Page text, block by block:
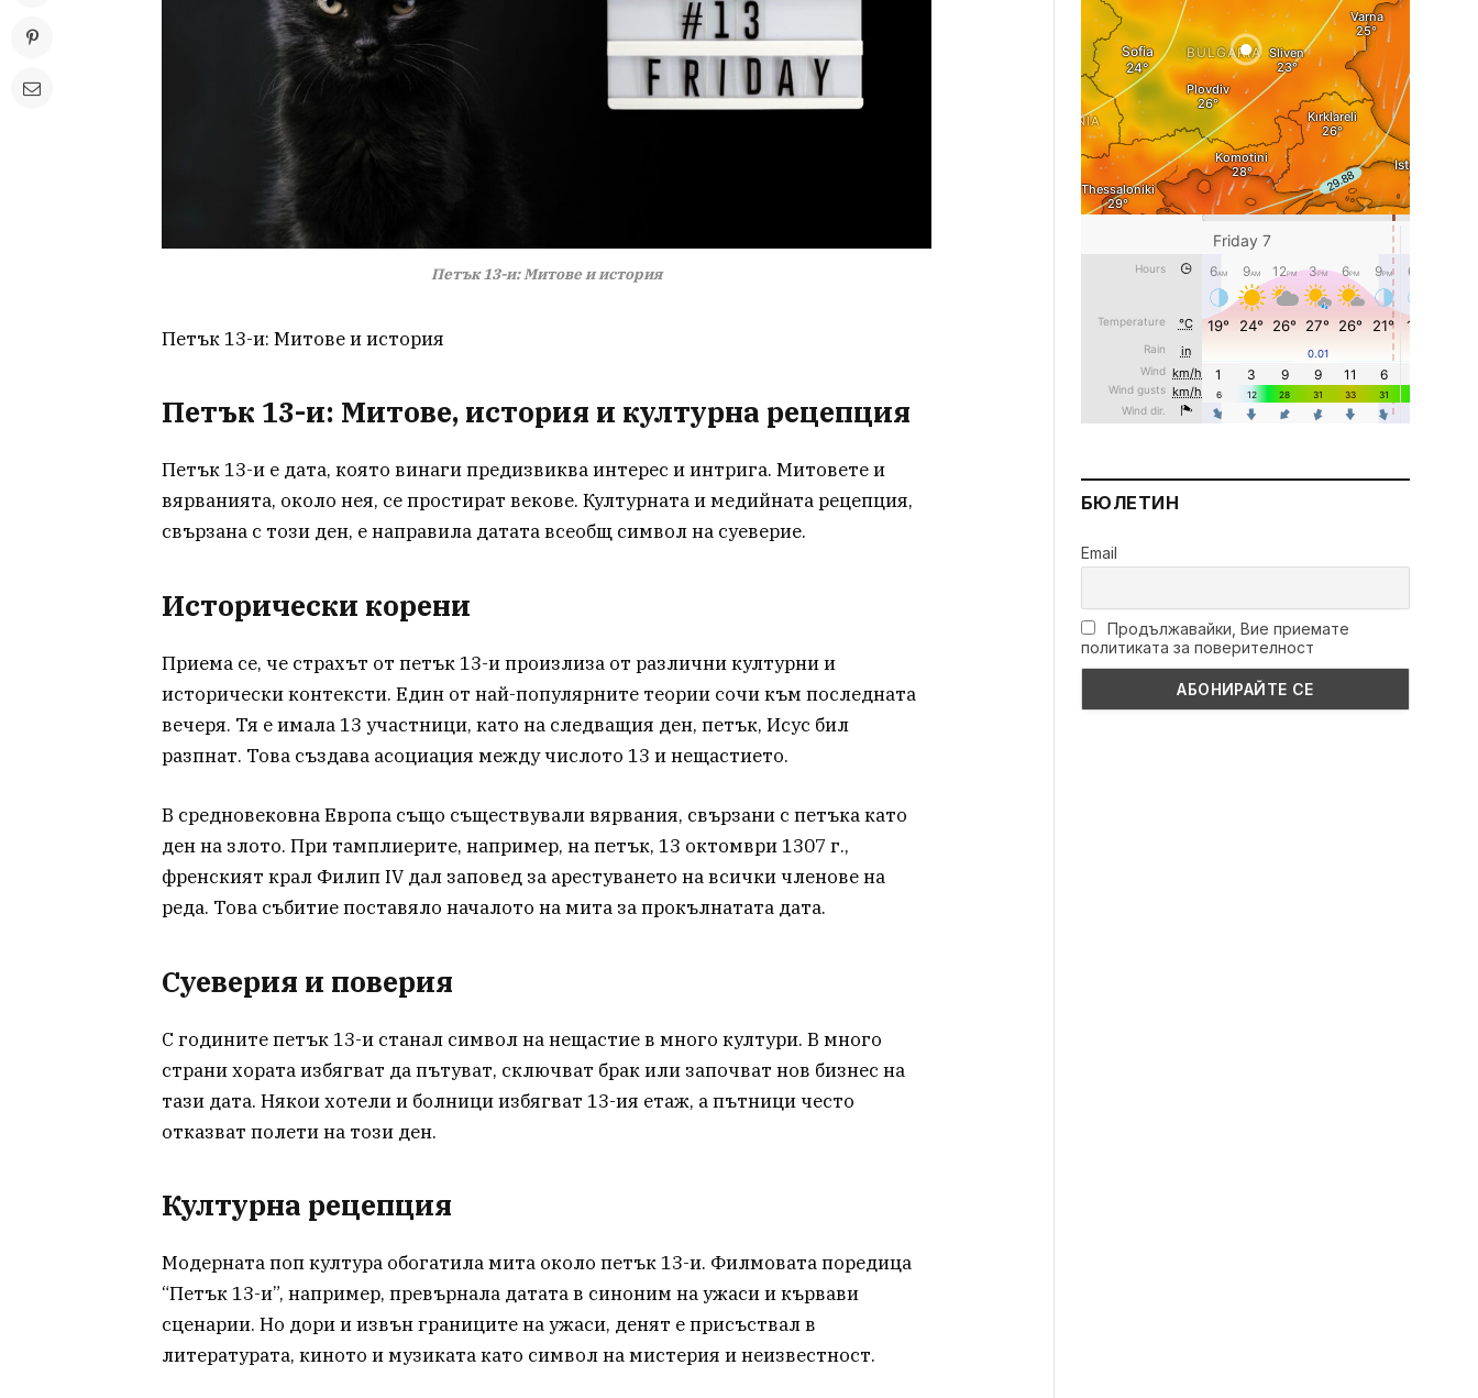
Петък 13-и: Митове и история
Петък 13-и: Митове и история
Петък 13-и: Митове, история и културна рецепция
Петък 13-и е дата, която винаги предизвиква интерес и интрига. Митовете и
вярванията, около нея, се простират векове. Културната и медийната рецепция,
свързана с този ден, е направила датата всеобщ символ на суеверие.
Исторически корени
Приема се, че страхът от петък 13-и произлиза от различни културни и
исторически контексти. Един от най-популярните теории сочи към последната
вечеря. Тя е имала 13 участници, като на следващия ден, петък, Исус бил
разпнат. Това създава асоциация между числото 13 и нещастието.
В средновековна Европа също съществували вярвания, свързани с петъка като
ден на злото. При тамплиерите, например, на петък, 13 октомври 1307 г.,
френският крал Филип IV дал заповед за арестуването на всички членове на
реда. Това събитие поставяло началото на мита за прокълнатата дата.
Суеверия и поверия
С годините петък 13-и станал символ на нещастие в много култури. В много
страни хората избягват да пътуват, сключват брак или започват нов бизнес на
тази дата. Някои хотели и болници избягват 13-ия етаж, а пътници често
отказват полети на този ден.
Културна рецепция
Модерната поп култура обогатила мита около петък 13-и. Филмовата поредица
“Петък 13-и”, например, превърнала датата в синоним на ужаси и кървави
сценарии. Но дори и извън границите на ужаси, денят е присъствал в
литературата, киното и музиката като символ на мистерия и неизвестност.
БЮЛЕТИН
Email
Продължавайки, Вие приемате
политиката за поверителност